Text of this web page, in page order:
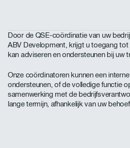
Door de QSE-coördinatie van uw
ABV Development, krijgt u toegang tot
kan adviseren en ondersteunen bij uw
Onze coördinatoren kunnen een
ondersteunen, of de volledige functie
samenwerking met de
lange termijn, afhankelijk van uw